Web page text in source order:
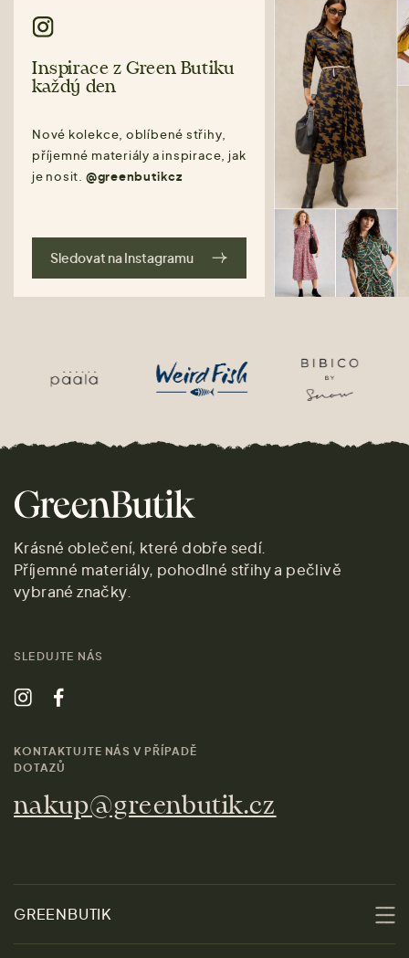
Inspirace z Green Butiku
každý den
Nové kolekce, oblíbené střihy,
příjemné materiály a inspirace, jak
je nosit. @greenbutikcz
Sledovat na Instagramu
Krásné oblečení, které dobře sedí.
Příjemné materiály, pohodlné střihy a pečlivě
vybrané značky.
SLEDUJTE NÁS
KONTAKTUJTE NÁS V PŘÍPADĚ
DOTAZŮ
nakup@greenbutik.cz
GREENBUTIK